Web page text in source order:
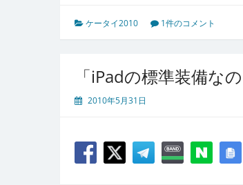
ケータイ2010 1件のコメント
「iPadの標準装備な
2010年5月31日